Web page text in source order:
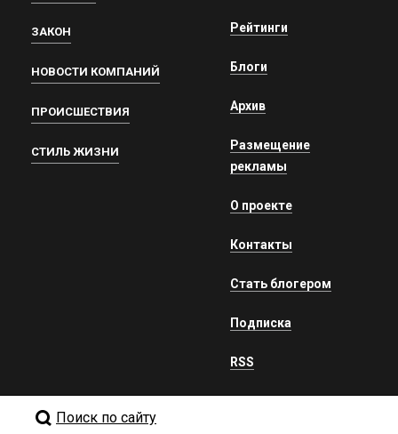
ЗАКОН
НОВОСТИ КОМПАНИЙ
ПРОИСШЕСТВИЯ
СТИЛЬ ЖИЗНИ
Рейтинги
Блоги
Архив
Размещение
рекламы
О проекте
Контакты
Стать блогером
Подписка
RSS
Поиск по сайту